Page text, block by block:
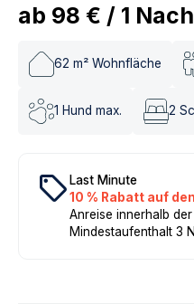
ab 98 € / 1
62 m² Wohnfläche
1 Hund max. 2
local_offer Last Minute
10 % Rabatt auf
Anreise innerhalb der
Mindestaufenthalt 3